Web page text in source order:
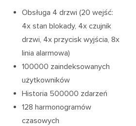
Obsługa 4 drzwi (20 wejść:
4x stan blokady, 4x czujnik
drzwi, 4x przycisk wyjścia, 8x
linia alarmowa)
100000 zaindeksowanych
użytkowników
Historia 500000 zdarzeń
128 harmonogramów
czasowych